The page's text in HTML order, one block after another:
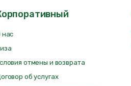
нас
отмены и возврата
об услугах